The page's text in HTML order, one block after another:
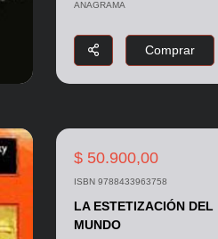
ANAGRAMA
Comprar
$ 50.900,00
ISBN 9788433963758
LA ESTETIZACIÓN DEL
MUNDO